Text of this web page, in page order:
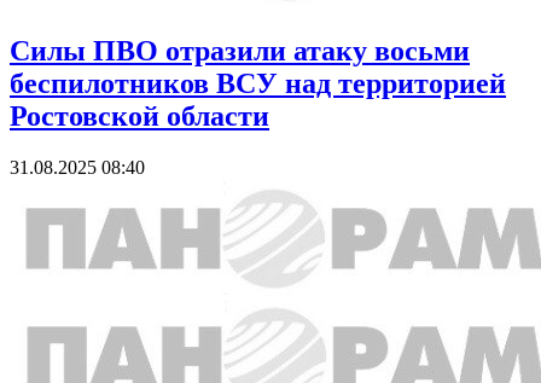
Силы ПВО отразили атаку восьми
беспилотников ВСУ над территорией
Ростовской области
31.08.2025 08:40